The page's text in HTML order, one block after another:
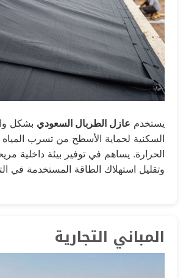
يستخدم عازل الطربال السعودي بشكل
السكنية لحماية الأسطح من تسرب
الحرارة. يساهم في توفير بيئة داخلية
وتقليل استهلاك الطاقة المستخدمة في
المباني التجارية